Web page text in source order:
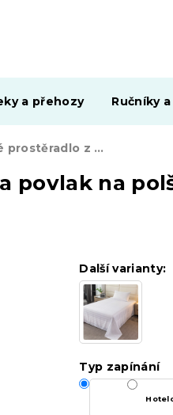
a přehozy Ručníky
Hotelové prostěradlo z mikrovlákna 140x240 cm a povlak na polštář 50x70 cm JASMINE, mentolové
na
Další varianty:
Typ zapínání